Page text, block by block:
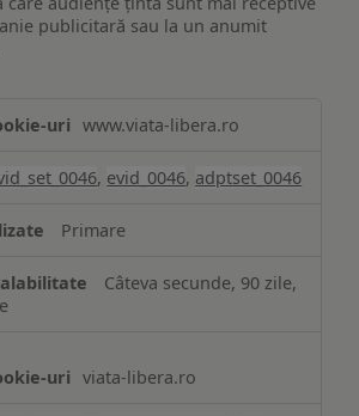
publicitară sau la un anumit
www.viata-libera.ro
, evid_0046, adptset_0046
Primare
Câteva secunde, 90 zile,
viata-libera.ro